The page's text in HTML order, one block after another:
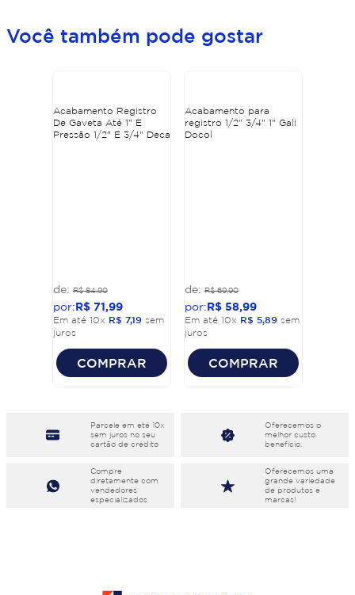
Você também pode gostar
Acabamento Registro
De Gaveta Até 1" E
Pressão 1/2" E 3/4" Deca
R$ 84,90
R$ 71,99
Em até 10x R$ 7,19 sem
juros
COMPRAR
Acabamento para
registro 1/2" 3/4" 1" Gali
Docol
R$ 69,90
R$ 58,99
Em até 10x R$ 5,89 sem
juros
COMPRAR
Parcele em eté 10x
sem juros no seu
cartão de crédito
Oferecemos o
melhor custo
benefício.
Compre
diretamente com
vendedores
especializados
Oferecemos uma
grande variedade
de produtos e
marcas!